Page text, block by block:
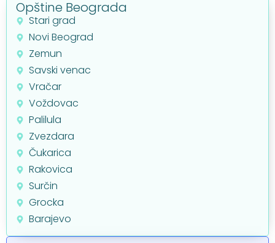
Opštine Beograda
Stari grad
Novi Beograd
Zemun
Savski venac
Vračar
Voždovac
Palilula
Zvezdara
Čukarica
Rakovica
Surčin
Grocka
Barajevo